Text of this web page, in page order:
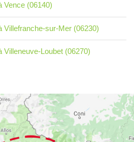
Vence (06140)
Villefranche-sur-Mer (06230)
Villeneuve-Loubet (06270)